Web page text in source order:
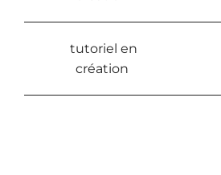
tutoriel en
création